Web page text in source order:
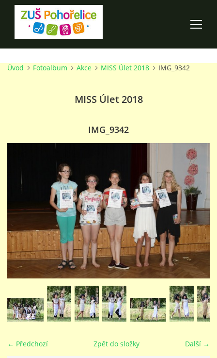
ÚVOD
100 LET ZUŠ POHOŘELICE
PRO RODIČE
TALENTOVÉ ZKOUŠKY
STUDIJNÍ OBORY
GALERIE
VIDEA - FILMOVÁ TVORBA
Úvod Fotoalbum Akce MISS Úlet 2018 IMG_9342
MISS Úlet 2018
IMG_9342
← Předchozí Další →
Zpět do složky